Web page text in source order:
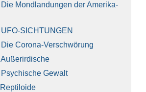
Die Mond­lan­dun­gen der Ame­ri­ka­
UFO-SICH­TUN­GEN
Die Coro­na-Ver­schwö­rung
Außer­ir­di­sche
Psy­chi­sche Gewalt
Rep­ti­lo­ide